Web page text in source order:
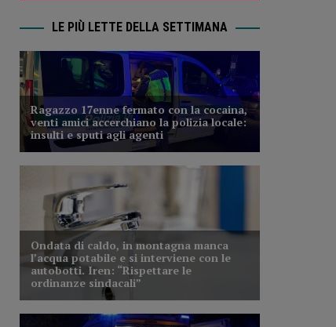
LE PIÙ LETTE DELLA SETTIMANA